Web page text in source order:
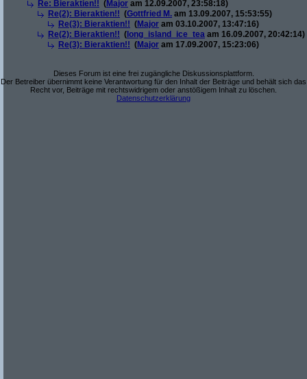
Re: Bieraktien!! (Major am 12.09.2007, 23:58:18)
Re(2): Bieraktien!! (Gottfried M. am 13.09.2007, 15:53:55)
Re(3): Bieraktien!! (Major am 03.10.2007, 13:47:16)
Re(2): Bieraktien!! ( long_island_ice_tea am 16.09.2007, 20:42:14)
Re(3): Bieraktien!! (Major am 17.09.2007, 15:23:06)
Dieses Forum ist eine frei zugängliche Diskussionsplattform.
Der Betreiber übernimmt keine Verantwortung für den Inhalt der Beiträge und behält sich das
Recht vor, Beiträge mit rechtswidrigem oder anstößigem Inhalt zu löschen.
Datenschutzerklärung